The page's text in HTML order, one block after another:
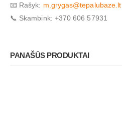
📧 Rašyk: m.grygas@tepalubaze.lt
📞 Skambink: +370 606 57931
PANAŠŪS PRODUKTAI